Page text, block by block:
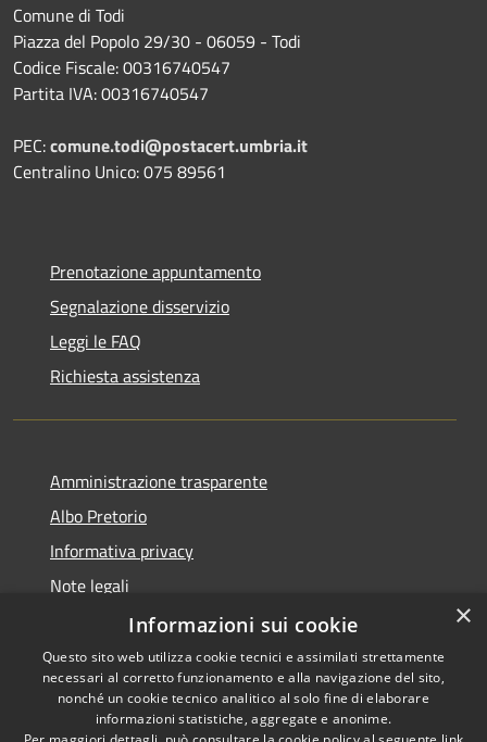
Comune di Todi
Piazza del Popolo 29/30 - 06059 - Todi
Codice Fiscale: 00316740547
Partita IVA: 00316740547
PEC:comune.todi@postacert.umbria.it
Centralino Unico: 075 89561
Prenotazione appuntamento
Segnalazione disservizio
Leggi le FAQ
Richiesta assistenza
Amministrazione trasparente
Albo Pretorio
Informativa privacy
Note legali
Dichiarazione di accessibilità
RSS Copyright © 2026 • Comune di
×
Informazioni sui cookie
Questo sito web utilizza cookie tecnici e assimilati strettamente
necessari al corretto funzionamento e alla navigazione del sito,
nonché un cookie tecnico analitico al solo fine di elaborare
informazioni statistiche, aggregate e anonime.